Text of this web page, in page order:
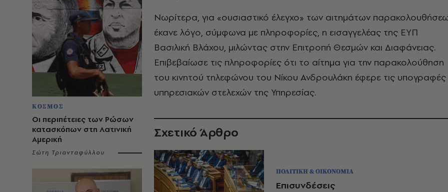
ΚΟΣΜΟΣ
Οι περιπέτειες των Ρώσων
κατασκόπων στη Λατινική
Αμερική
Σώτη Τριανταφύλλου
Νωρίτερα, για «ουσιαστικό έλεγχο» των αιτημάτων
έκανε λόγο, σύμφωνα με πληροφορίες, η εισαγγελέας της ΕΥΠ
Βασιλική Βλάχου, μιλώντας στην Επιτροπή Θεσμών και Διαφάνειας.
Επιβεβαίωσε τις πληροφορίες ότι το αίτημα για την παρακολούθηση
του κινητού τηλεφώνου του Νίκου Ανδρουλάκη έφερε τις
υπηρεσιακών στελεχών της Υπηρεσίας.
Σχετικό Άρθρο
ΠΟΛΙΤΙΚΗ & ΟΙΚΟΝΟΜΙΑ
Επισυνδέσεις